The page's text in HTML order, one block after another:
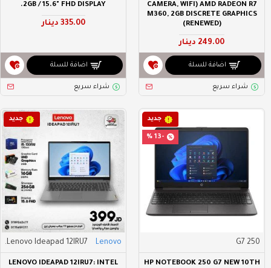
CAMERA, WIFI) AMD RADEON R7
M360, 2GB DISCRETE GRAPHICS
(RENEWED)
249.00 دينار
اضافة للسلة
شراء سريع
2GB / 15.6" FHD DISPLAY.
335.00 دينار
اضافة للسلة
شراء سريع
جديد
-13 %
250 G7
HP NOTEBOOK 250 G7 NEW 10TH
جديد
Lenovo
Lenovo Ideapad 12IRU7.
LENOVO IDEAPAD 12IRU7: INTEL